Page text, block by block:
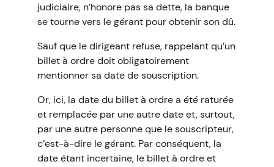
judiciaire, n’honore pas sa dette, la banque
se tourne vers le gérant pour obtenir son dû.
Sauf que le dirigeant refuse, rappelant qu’un
billet à ordre doit obligatoirement
mentionner sa date de souscription.
Or, ici, la date du billet à ordre a été raturée
et remplacée par une autre date et, surtout,
par une autre personne que le souscripteur,
c’est-à-dire le gérant. Par conséquent, la
date étant incertaine, le billet à ordre et